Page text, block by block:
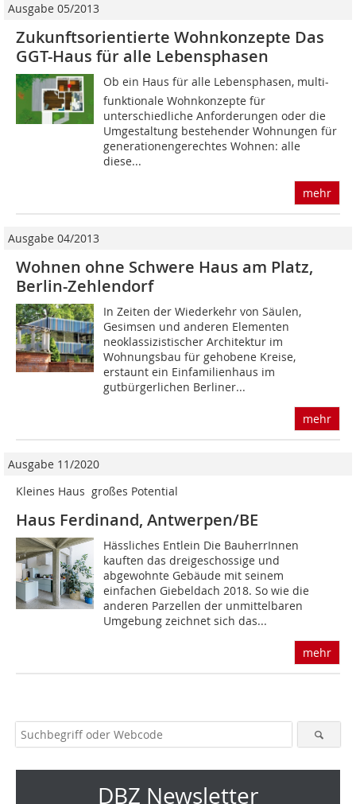
Ausgabe 05/2013
Zukunftsorientierte Wohnkonzepte Das
GGT-Haus für alle Lebensphasen
Ob ein Haus für alle Lebensphasen, multi-
funktionale Wohnkonzepte für
unterschiedliche Anforderungen oder die
Umgestaltung bestehender Wohnungen für
generationengerechtes Wohnen: alle
diese...
mehr
Ausgabe 04/2013
Wohnen ohne Schwere Haus am Platz,
Berlin-Zehlendorf
In Zeiten der Wiederkehr von Säulen,
Gesimsen und anderen Elemen­ten
neoklassizistischer Architektur im
Wohnungsbau für gehobene Kreise,
erstaunt ein Einfamilienhaus im
gutbürgerlichen Berliner...
mehr
Ausgabe 11/2020
Kleines Haus  großes Potential
Haus Ferdinand, Antwerpen/BE
Hässliches Entlein Die BauherrInnen
kauften das dreigeschossige und
abgewohnte Gebäude mit seinem
einfachen Giebeldach 2018. So wie die
anderen Parzellen der unmittelbaren
Umgebung zeichnet sich das...
mehr
DBZ Newsletter